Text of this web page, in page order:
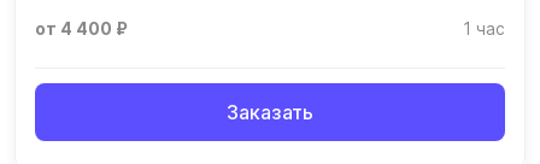
от 4 400 ₽ 1 час
Заказать